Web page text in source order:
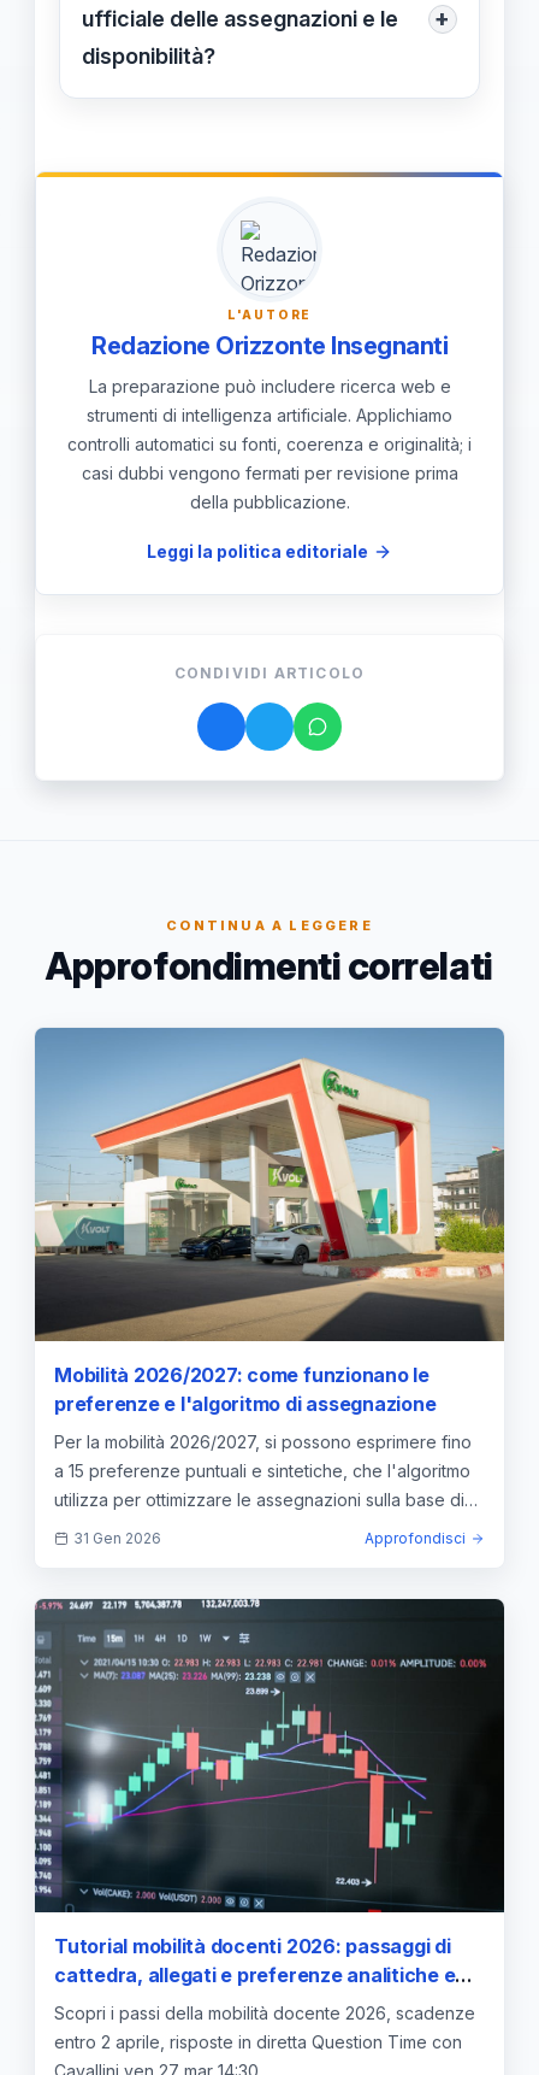
speciali. Le sedi speciali non sono
automatiche e influenzano l’esito solo
ufficiale delle assegnazioni e le
disponibilità?
+
Controlla l’elenco ufficiale nell’area
del ministero; l’elenco viene
aggiornato durante la fase di esito.
Esiti ufficiali attesi il 29/05/2026.
L'AUTORE
Redazione Orizzonte Insegnanti
La preparazione può includere ricerca web e
strumenti di intelligenza artificiale. Applichiamo
controlli automatici su fonti, coerenza e originalità; i
casi dubbi vengono fermati per revisione prima
della pubblicazione.
Leggi la politica editoriale
CONDIVIDI ARTICOLO
CONTINUA A LEGGERE
Approfondimenti correlati
Mobilità 2026/2027: come funzionano le
preferenze e l'algoritmo di assegnazione
Per la mobilità 2026/2027, si possono esprimere fino
a 15 preferenze puntuali e sintetiche, che l'algoritmo
utilizza per ottimizzare le assegnazioni sulla base di
priorità e punteggi.
31 Gen 2026 Approfondisci
Tutorial mobilità docenti 2026: passaggi di
cattedra, allegati e preferenze analitiche e
sintetiche con la guida LIVE ANIEF
Scopri i passi della mobilità docente 2026, scadenze
entro 2 aprile, risposte in diretta Question Time con
Cavallini ven 27 mar 14:30